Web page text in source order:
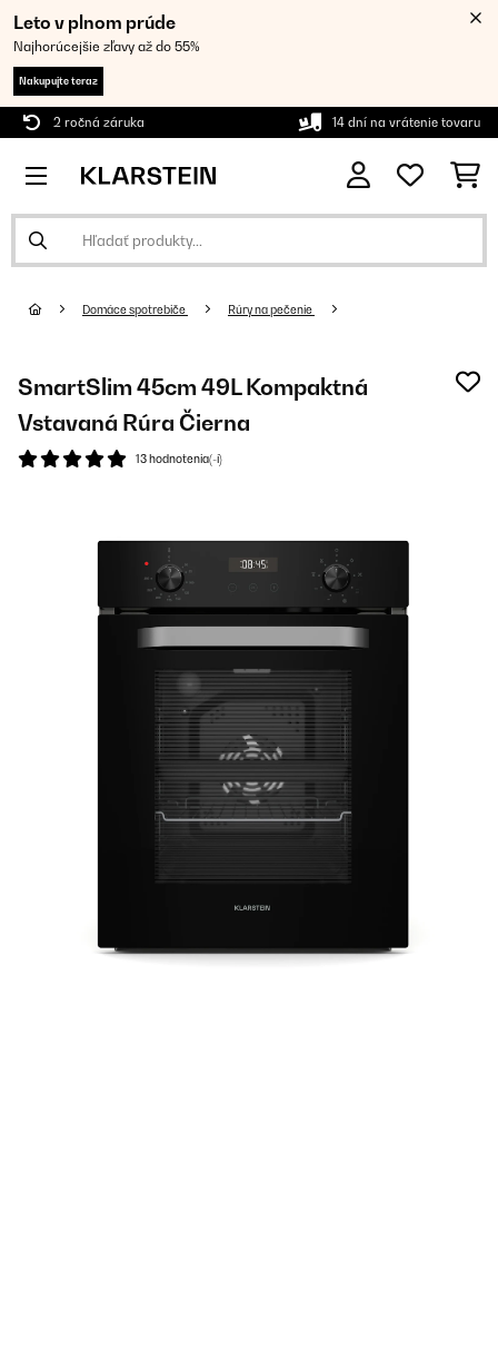
Leto v plnom prúde
Najhorúcejšie zľavy až do 55%
Nakupujte teraz
2 ročná záruka 14 dní na vrátenie tovaru
Domáce spotrebiče Rúry na pečenie
SmartSlim 45cm 49L Kompaktná
Vstavaná Rúra Čierna
13 hodnotenia(-í)